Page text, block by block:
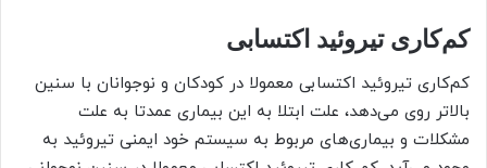
کم‌کاری تیروئید اکتسابی
کم‌کاری تیروئید اکتسابی معمولا در کودکان و نوجوانان با سنین
بالاتر روی می‌دهد، علت ابتلا به این بیماری عمدتا به علت
مشکلات و بیماری‌های مربوط به سیستم خود ایمنی تیروئید به